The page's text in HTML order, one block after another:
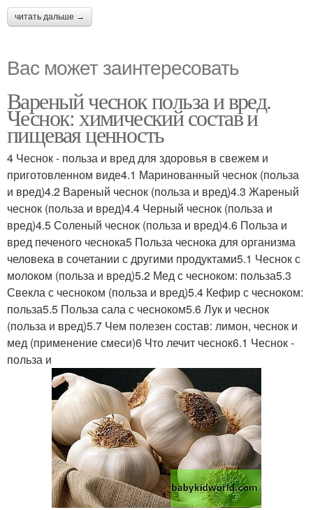
читать дальше →
Вас может заинтересовать
Вареный чеснок польза и вред.
Чеснок: химический состав и
пищевая ценность
4 Чеснок - польза и вред для здоровья в свежем и
приготовленном виде4.1 Маринованный чеснок (польза
и вред)4.2 Вареный чеснок (польза и вред)4.3 Жареный
чеснок (польза и вред)4.4 Черный чеснок (польза и
вред)4.5 Соленый чеснок (польза и вред)4.6 Польза и
вред печеного чеснока5 Польза чеснока для организма
человека в сочетании с другими продуктами5.1 Чеснок с
молоком (польза и вред)5.2 Мед с чесноком: польза5.3
Свекла с чесноком (польза и вред)5.4 Кефир с чесноком:
польза5.5 Польза сала с чесноком5.6 Лук и чеснок
(польза и вред)5.7 Чем полезен состав: лимон, чеснок и
мед (применение смеси)6 Что лечит чеснок6.1 Чеснок -
польза и